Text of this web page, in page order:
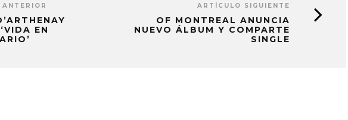
EN
ARTÍCULO SIGUIENTE
OF MONTREAL ANUNCIA
NUEVO ÁLBUM Y COMPARTE
SINGLE